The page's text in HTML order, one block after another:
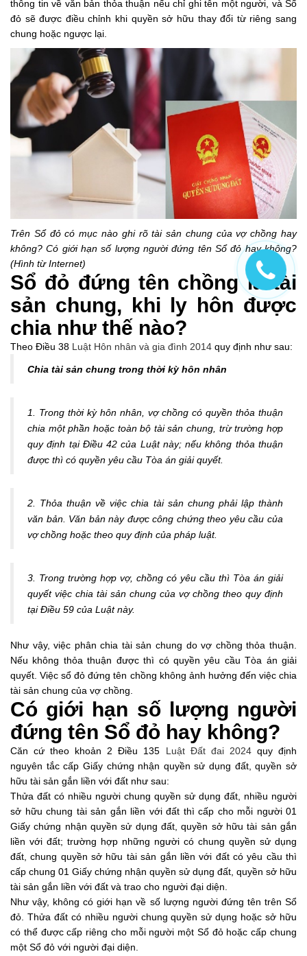
thông tin về văn bản thỏa thuận nếu chỉ ghi tên một người, và Sổ
đỏ sẽ được điều chỉnh khi quyền sở hữu thay đổi từ riêng sang
chung hoặc ngược lại.
Trên Sổ đỏ có mục nào ghi rõ tài sản chung của vợ chồng hay
không? Có giới hạn số lượng người đứng tên Sổ đỏ hay không?
(Hình từ Internet)
Sổ đỏ đứng tên chồng là tài
sản chung, khi ly hôn được
chia như thế nào?
Theo Điều 38 Luật Hôn nhân và gia đình 2014 quy định như sau:
Chia tài sản chung trong thời kỳ hôn nhân
1. Trong thời kỳ hôn nhân, vợ chồng có quyền thỏa thuận
chia một phần hoặc toàn bộ tài sản chung, trừ trường hợp
quy định tại Điều 42 của Luật này; nếu không thỏa thuận
được thì có quyền yêu cầu Tòa án giải quyết.
2. Thỏa thuận về việc chia tài sản chung phải lập thành
văn bản. Văn bản này được công chứng theo yêu cầu của
vợ chồng hoặc theo quy định của pháp luật.
3. Trong trường hợp vợ, chồng có yêu cầu thì Tòa án giải
quyết việc chia tài sản chung của vợ chồng theo quy định
tại Điều 59 của Luật này.
Như vậy, việc phân chia tài sản chung do vợ chồng thỏa thuận.
Nếu không thỏa thuận được thì có quyền yêu cầu Tòa án giải
quyết. Việc sổ đỏ đứng tên chồng không ảnh hưởng đến việc chia
tài sản chung của vợ chồng.
Có giới hạn số lượng người
đứng tên Sổ đỏ hay không?
Căn cứ theo khoản 2 Điều 135 Luật Đất đai 2024quy định
nguyên tắc cấp Giấy chứng nhận quyền sử dụng đất, quyền sở
hữu tài sản gắn liền với đất như sau:
Thửa đất có nhiều người chung quyền sử dụng đất, nhiều người
sở hữu chung tài sản gắn liền với đất thì cấp cho mỗi người 01
Giấy chứng nhận quyền sử dụng đất, quyền sở hữu tài sản gắn
liền với đất; trường hợp những người có chung quyền sử dụng
đất, chung quyền sở hữu tài sản gắn liền với đất có yêu cầu thì
cấp chung 01 Giấy chứng nhận quyền sử dụng đất, quyền sở hữu
tài sản gắn liền với đất và trao cho người đại diện.
Như vậy, không có giới hạn về số lượng người đứng tên trên Sổ
đỏ. Thửa đất có nhiều người chung quyền sử dụng hoặc sở hữu
có thể được cấp riêng cho mỗi người một Sổ đỏ hoặc cấp chung
một Sổ đỏ với người đại diện.